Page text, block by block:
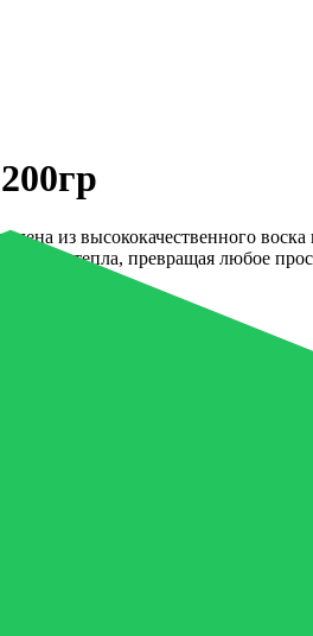
из высококачественного
и тепла, превращая любое